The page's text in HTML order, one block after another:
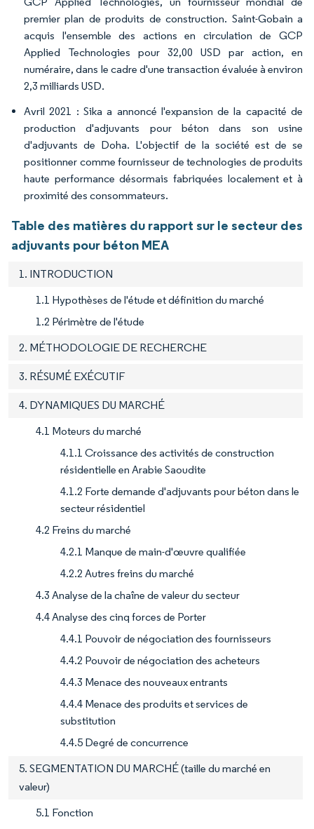
premier plan de produits de construction. Saint-Gobain a
acquis l'ensemble des actions en circulation de GCP
Applied Technologies pour 32,00 USD par action, en
numéraire, dans le cadre d'une transaction évaluée à environ
2,3 milliards USD.
Avril 2021 : Sika a annoncé l'expansion de la capacité de
production d'adjuvants pour béton dans son usine
d'adjuvants de Doha. L'objectif de la société est de se
positionner comme fournisseur de technologies de produits
haute performance désormais fabriquées localement et à
proximité des consommateurs.
Table des matières du rapport sur le secteur des
adjuvants pour béton MEA
1. INTRODUCTION
1.1 Hypothèses de l'étude et définition du marché
1.2 Périmètre de l'étude
2. MÉTHODOLOGIE DE RECHERCHE
3. RÉSUMÉ EXÉCUTIF
4. DYNAMIQUES DU MARCHÉ
4.1 Moteurs du marché
4.1.1 Croissance des activités de construction
résidentielle en Arabie Saoudite
4.1.2 Forte demande d'adjuvants pour béton dans le
secteur résidentiel
4.2 Freins du marché
4.2.1 Manque de main-d'œuvre qualifiée
4.2.2 Autres freins du marché
4.3 Analyse de la chaîne de valeur du secteur
4.4 Analyse des cinq forces de Porter
4.4.1 Pouvoir de négociation des fournisseurs
4.4.2 Pouvoir de négociation des acheteurs
4.4.3 Menace des nouveaux entrants
4.4.4 Menace des produits et services de
substitution
4.4.5 Degré de concurrence
5. SEGMENTATION DU MARCHÉ (taille du marché en
valeur)
5.1 Fonction